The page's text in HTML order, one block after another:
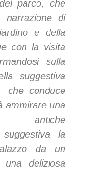
parco, che
di
e della
con la visita
sulla
suggestiva
che conduce
ammirare una
suggestiva la
da un
deliziosa